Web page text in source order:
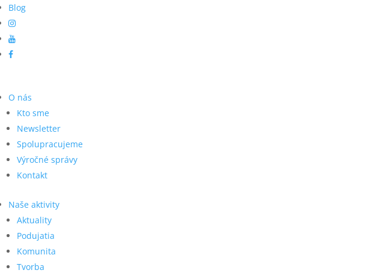
Blog
O nás
Kto sme
Newsletter
Spolupracujeme
Výročné správy
Kontakt
Naše aktivity
Aktuality
Podujatia
Komunita
Tvorba